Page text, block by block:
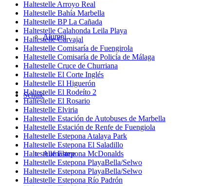
Alumni
Schule
Aufnahme
Haltestelle Arroyo Real
Haltestelle Bahía Marbella
Haltestelle BP La Cañada
Haltestelle Calahonda Leila Playa
Haltestelle Carvajal
Haltestelle Comisaría de Fuengirola
Haltestelle Comisaría de Policía de Málaga
Haltestelle Cruce de Churriana
Haltestelle El Corte Inglés
Haltestelle El Higuerón
Haltestelle El Rodeíto 2
Haltestelle El Rosario
Haltestelle Elviria
Haltestelle Estación de Autobuses de Marbella
Haltestelle Estación de Renfe de Fuengiola
Haltestelle Estepona Atalaya Park
Haltestelle Estepona El Saladillo
Haltestelle Estepona McDonalds
Haltestelle Estepona PlayaBella/Selwo
Haltestelle Estepona PlayaBella/Selwo
Haltestelle Estepona Río Padrón